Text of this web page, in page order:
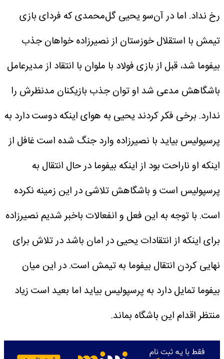
رخ نداد. اما در آن‌سو یحیی گل‌محمدی که فردای بازی
تیمش با استقلال خوزستان از نصیرزاده خواهان جذب
بیفوما شد، قبل از بازی فولاد با ملوان با انتقاد از مدیرعامل
باشگاهش مدعی شد او توان جذب بازیکنان مدنظرش را
ندارد. برخی فکر کردند یحیی به هوای اینکه دوست دارد به
پرسپولیس بیاید با نصیرزاده وارد جنگ شده است غافل از
اینکه او ناراحت بود از اینکه بیفوما در حال انتقال به
پرسپولیس است و باشگاهش تلاشی در این زمینه نکرده
است. با توجه به این فعل و انفعالات باخبر شدیم نصیرزاده
برای اینکه از انتقادات یحیی در امان باشد در تلاش برای
نهایی کردن انتقال بیفوما به تیمش است. در این میان
بیفوما تمایل دارد به پرسپولیس بیاید اما بعید است زیاد
منتظر اقدام این باشگاه بماند.